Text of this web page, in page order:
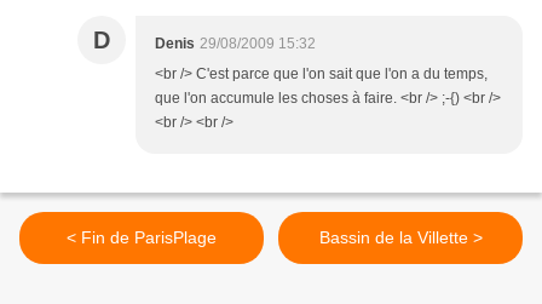
D Denis 29/08/2009 15:32
<br /> C'est parce que l'on sait que l'on a du temps,
que l'on accumule les choses à faire. <br /> ;-{) <br />
<br /> <br />
< Fin de ParisPlage Bassin de la Villette >